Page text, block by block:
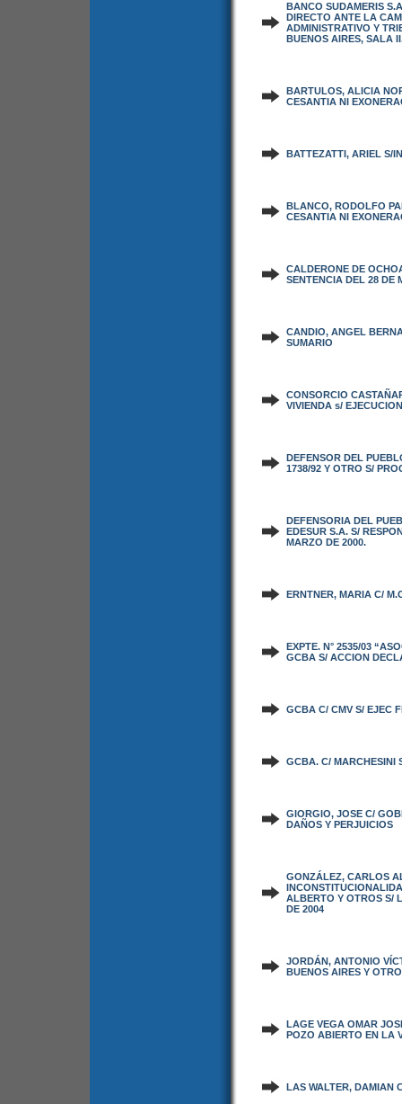
BANCO SUDAMERIS
DIRECTO ANTE LA
ADMINISTRATIVO Y
BUENOS AIRES, SALA
BARTULOS, ALICIA
CESANTIA NI
BATTEZATTI, ARIEL S/
BLANCO, RODOLFO
CESANTIA NI
CALDERONE DE
SENTENCIA DEL 28 DE
CANDIO, ANGEL
SUMARIO
CONSORCIO
VIVIENDA s/
DEFENSOR DEL
1738/92 Y OTRO S/
DEFENSORIA DEL
EDESUR S.A. S/
MARZO DE 2000.
ERNTNER, MARIA C/
EXPTE. N° 2535/03
GCBA S/ ACCION
GCBA C/ CMV S/ EJEC
GCBA. C/ MARCHESINI
GIORGIO, JOSE C/
DAÑOS Y PERJUICIOS
GONZÁLEZ, CARLOS
ALBERTO Y OTROS S/
DE 2004
JORDÁN, ANTONIO
BUENOS AIRES Y
LAGE VEGA OMAR
POZO ABIERTO EN LA
LAS WALTER, DAMIAN